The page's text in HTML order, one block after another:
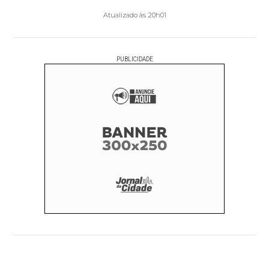
Atualizado às 20h01
PUBLICIDADE